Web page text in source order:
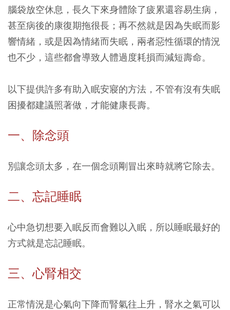
腦袋放空休息，長久下來身體除了疲累還容易生病，
甚至病後的康復期拖很長；再不然就是因為失眠而影
響情緒，或是因為情緒而失眠，兩者惡性循環的情況
也不少，這些都會導致人體過度耗損而減短壽命。
以下提供許多有助入眠安寢的方法，不管有沒有失眠
困擾都建議照著做，才能健康長壽。
一、除念頭
別讓念頭太多，在一個念頭剛冒出來時就將它除去。
二、忘記睡眠
心中急切想要入眠反而會難以入眠，所以睡眠最好的
方式就是忘記睡眠。
三、心腎相交
正常情況是心氣向下降而腎氣往上升，腎水之氣可以